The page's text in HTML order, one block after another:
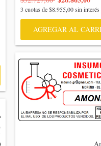
3 cuotas de$8.955,00sin interés
AGREGAR AL